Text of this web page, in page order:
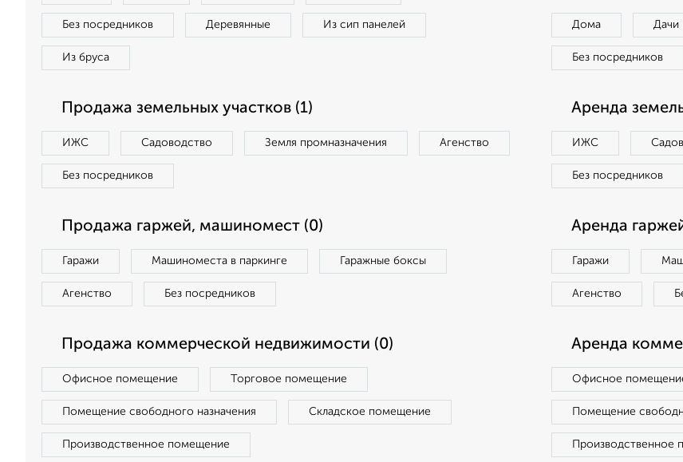
Без посредников Деревянные Из сип панелей
Из бруса
Дома Дачи
Без посредников
Продажа земельных участков (1)
ИЖС Садоводство Земля промназначения Агенство
Без посредников
Аренда
ИЖС
Без посредников
Продажа гаржей, машиномест (0)
Гаражи Машиноместа в паркинге Гаражные боксы
Агенство Без посредников
Аренда
Гаражи
Агенство
Продажа коммерческой недвижимости (0)
Офисное помещение Торговое помещение
Помещение свободного назначения Складское помещение
Производственное помещение
Аренда
Офисное
Помещение
Производственное